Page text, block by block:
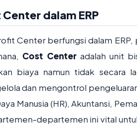
dalam ERP
Center berfungsi dalam
Cost Centeradalah unit
biaya namun tidak secara
dan mengontrol
Manusia (HR), Akuntansi,
departemen ini vital